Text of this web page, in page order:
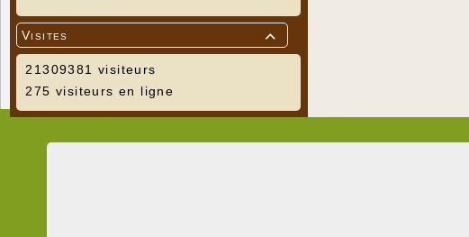

Visites
21309381 visiteurs
275 visiteurs en ligne